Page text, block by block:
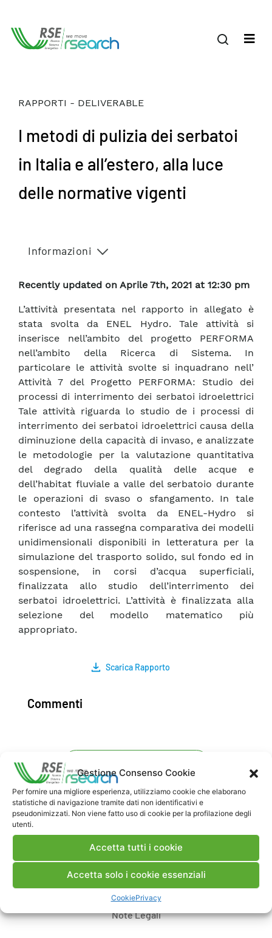
Gestione Consenso Cookie
Per fornire una migliore esperienza, utilizziamo cookie che elaborano
statistiche di navigazione tramite dati non identificativi e
pseudonimizzati. Non viene fatto uso di cookie per la profilazione degli
utenti.
Accetta tutti i cookie
Accetta solo i cookie essenziali
CookiePrivacy
RAPPORTI - DELIVERABLE
I metodi di pulizia dei serbatoi
in Italia e all’estero, alla luce
delle normative vigenti
Informazioni
Recently updated on Aprile 7th, 2021 at 12:30 pm
L’attività presentata nel rapporto in allegato è
stata svolta da ENEL Hydro. Tale attività si
inserisce nell’ambito del progetto PERFORMA
nell’ambito della Ricerca di Sistema. In
particolare le attività svolte si inquadrano nell’
Attività 7 del Progetto PERFORMA: Studio dei
processi di interrimento dei serbatoi idroelettrici
Tale attività riguarda lo studio de i processi di
interrimento dei serbatoi idroelettrici causa della
diminuzione della capacità di invaso, e analizzate
le metodologie per la valutazione quantitativa
del degrado della qualità delle acque e
dell’habitat fluviale a valle del serbatoio durante
le operazioni di svaso o sfangamento. In tale
contesto l’attività svolta da ENEL-Hydro si
riferisce ad una rassegna comparativa dei modelli
unidimensionali disponibili in letteratura per la
simulazione del trasporto solido, sul fondo ed in
sospensione, in corsi d’acqua superficiali,
finalizzata allo studio dell’interrimento dei
serbatoi idroelettrici. L’attività è finalizzata alla
selezione del modello matematico più
appropriato.
Scarica Rapporto
Commenti
Contatti
Note Legali